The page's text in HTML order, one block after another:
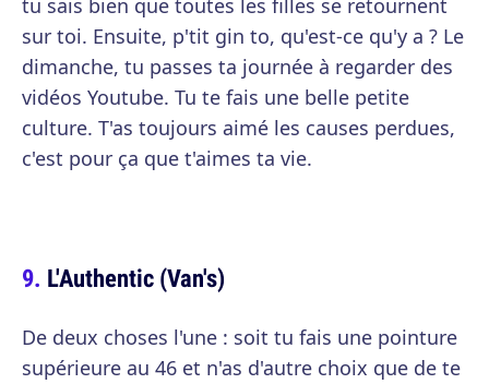
tu sais bien que toutes les filles se retournent
sur toi. Ensuite, p'tit gin to, qu'est-ce qu'y a ? Le
dimanche, tu passes ta journée à regarder des
vidéos Youtube. Tu te fais une belle petite
culture. T'as toujours aimé les causes perdues,
c'est pour ça que t'aimes ta vie.
L'Authentic (Van's)
De deux choses l'une : soit tu fais une pointure
supérieure au 46 et n'as d'autre choix que de te